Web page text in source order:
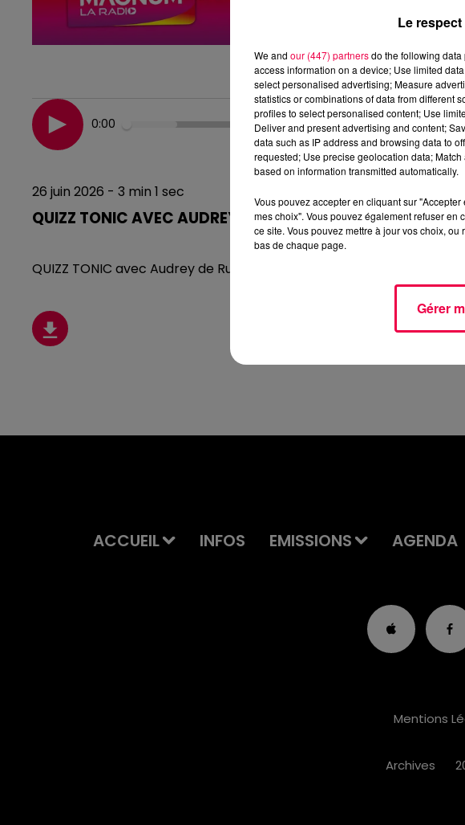
0:00
26 juin 2026 - 3 min 1 sec
QUIZZ TONIC AVEC AUDREY DE RUPT-SUR-MOSELLE (26/
QUIZZ TONIC avec Audrey de Rupt-sur-Moselle (26/06)
ACCUEIL INFOS EMISSIONS AGENDA
Mentions
Archives
Le
We and our (447) partnersdo the following
access information on a device; Use limited
select personalised advertising; Measure
statistics or combinations of data from different
profiles to select personalised content; Use
Deliver and present advertising and content;
data such as IP address and browsing data to
requested; Use precise geolocation data;
based on information transmitted automatically.
Vous pouvez accepter en cliquant sur
mes choix". Vous pouvez également refuser
ce site. Vous pouvez mettre à jour vos choix,
bas de chaque page.
Gérer